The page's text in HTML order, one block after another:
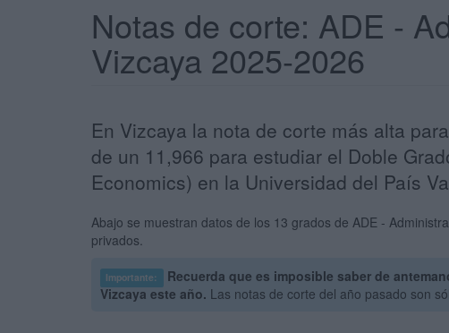
Notas de corte: ADE -
Vizcaya 2025-2026
En Vizcaya la nota de corte más alta
de un 11,966 para estudiar el Doble
Economics) en la Universidad del País
Abajo se muestran datos de los 13 grados de ADE -
privados.
Importante:
Recuerda que es imposible saber de
Vizcaya este año. Las notas de corte del año pasado son